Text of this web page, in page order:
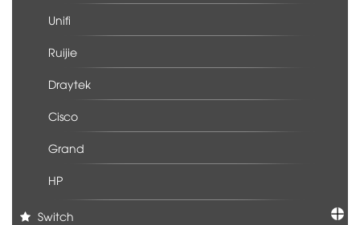
Unifi
Ruijie
Draytek
Cisco
Grand
HP
Switch